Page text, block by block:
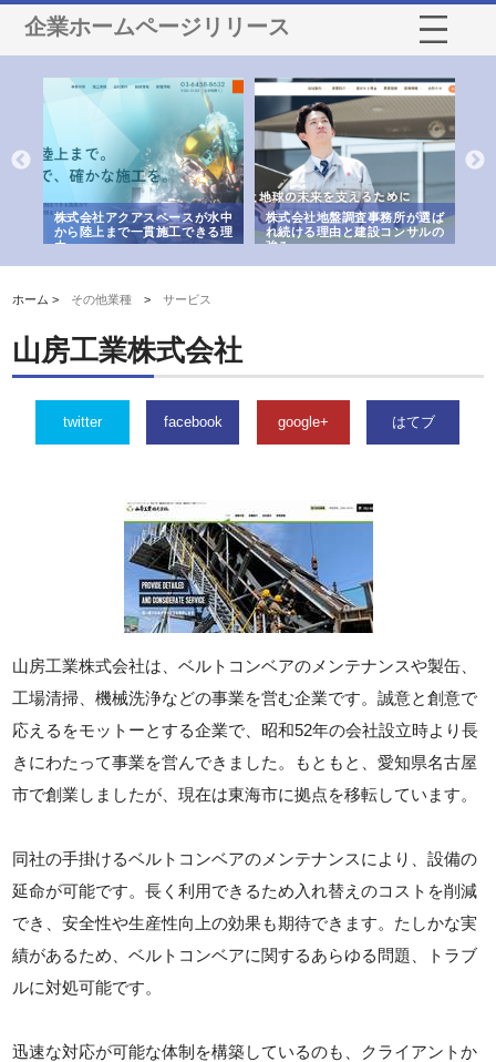
企業ホームページリリース
株式会社アクアスペースが水中
から陸上まで一貫施工できる理
由
株式会社地盤調査事務所が選ば
れ続ける理由と建設コンサルの
強み
ホーム > その他業種 >サービス
山房工業株式会社
twitter facebook google+ はてブ
山房工業株式会社は、ベルトコンベアのメンテナンスや製缶、
工場清掃、機械洗浄などの事業を営む企業です。誠意と創意で
応えるをモットーとする企業で、昭和52年の会社設立時より長
きにわたって事業を営んできました。もともと、愛知県名古屋
市で創業しましたが、現在は東海市に拠点を移転しています。
同社の手掛けるベルトコンベアのメンテナンスにより、設備の
延命が可能です。長く利用できるため入れ替えのコストを削減
でき、安全性や生産性向上の効果も期待できます。たしかな実
績があるため、ベルトコンベアに関するあらゆる問題、トラブ
ルに対処可能です。
迅速な対応が可能な体制を構築しているのも、クライアントか